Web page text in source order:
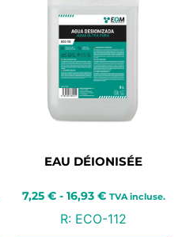
EAU DÉIONISÉE
7,25 € - 16,93 € TVA incluse.
R: ECO-112